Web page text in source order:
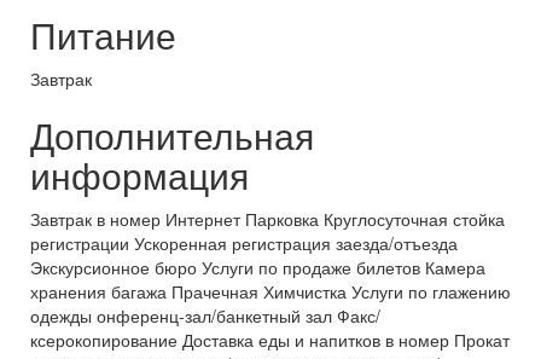
Питание
Завтрак
Дополнительная
информация
Завтрак в номер Интернет Парковка Круглосуточная стойка
регистрации Ускоренная регистрация заезда/отъезда
Экскурсионное бюро Услуги по продаже билетов Камера
хранения багажа Прачечная Химчистка Услуги по глажению
одежды онференц-зал/банкетный зал Факс/
ксерокопирование Доставка еды и напитков в номер Прокат